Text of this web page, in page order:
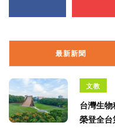
最新新聞
文教
台灣生
榮登全台